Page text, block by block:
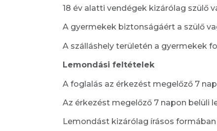
18 év alatti vendégek kizárólag szülő
A gyermekek biztonságáért a szülő
A szálláshely területén a gyermekek
Lemondási feltételek
A foglalás az érkezést megelőző 7
Az érkezést megelőző 7 napon belüli
Lemondást kizárólag írásos